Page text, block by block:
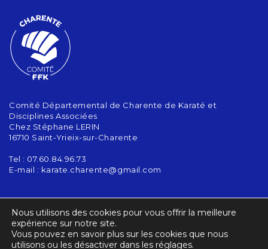
Comité Départemental de Charente de Karaté et
Disciplines Associées
Chez Stéphane LERIN
16710 Saint-Yrieix-sur-Charente
Tel : 07.60.84.96.73
E-mail : karate.charente@gmail.com
ACTUALITÉS
Nous utilisons des cookies pour vous offrir la meilleure
expérience sur notre site.
Vous pouvez en savoir plus sur les cookies que nous
utilisons ou les désactiver dans les réglages.